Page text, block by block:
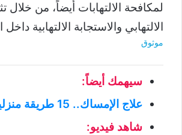
لمكافحة الالتهابات أيضاً، من خلال
الالتهابي والاستجابة الالتهابية
موثوق
سيهمك أيضاً:
علاج الإمساك.. 15 طريقة منزلية مجربة
شاهد فيديو: